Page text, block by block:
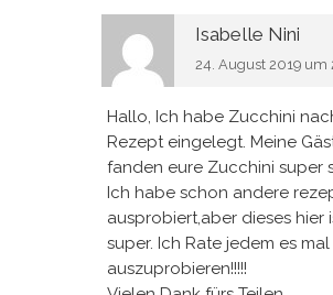
Isabelle Nini
24. August 2019 um
Hallo, Ich habe Zucchini
Rezept eingelegt. Meine
fanden eure Zucchini super
Ich habe schon andere
ausprobiert,aber dieses hier
super. Ich Rate jedem es mal
auszuprobieren!!!!!